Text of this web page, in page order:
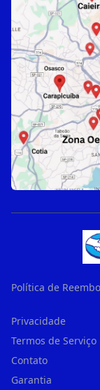
Política de
Privacidade
Termos de Serviço
Contato
Garantia